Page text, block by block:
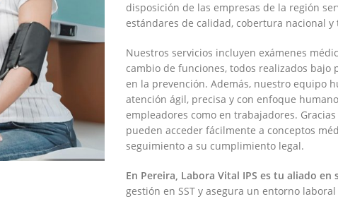
disposición de las empresas de la región
estándares de calidad, cobertura nacional y
Nuestros servicios incluyen exámenes
cambio de funciones, todos realizados bajo
en la prevención. Además, nuestro equipo
atención ágil, precisa y con enfoque
empleadores como en trabajadores.
pueden acceder fácilmente a conceptos
seguimiento a su cumplimiento legal.
En Pereira, Labora Vital IPS es tu aliado en
gestión en SST y asegura un entorno